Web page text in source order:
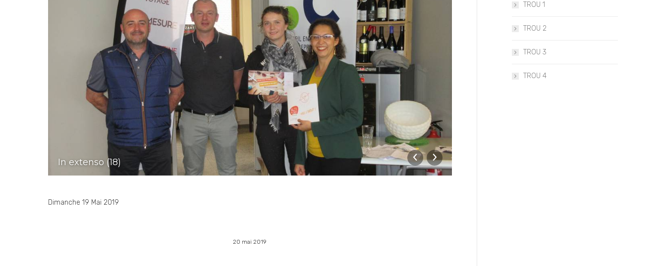
In extenso (18)
Dimanche 19 Mai 2019
20 mai 2019
TROU 1
TROU 2
TROU 3
TROU 4